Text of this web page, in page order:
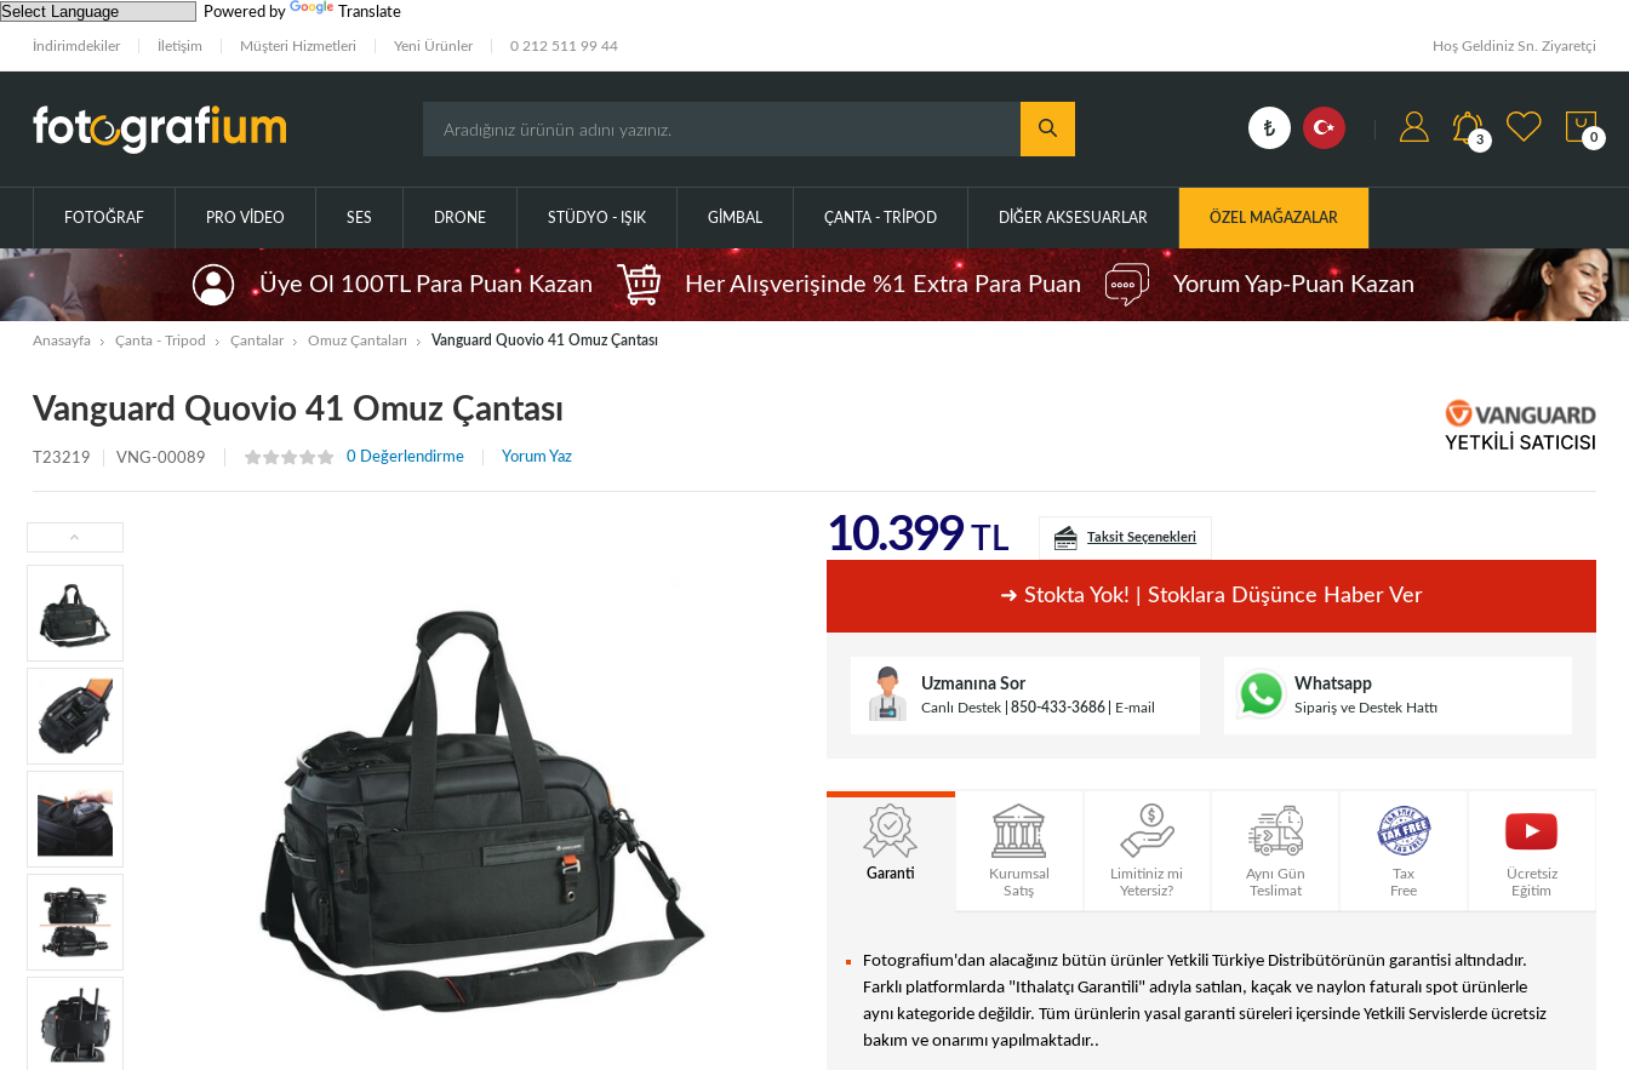
Powered by Translate
İndirimdekiler İletişim Müşteri Hizmetleri Yeni Ürünler 0 212 511 99 44 Hoş Geldiniz Sn. Ziyaretçi
3 0
FOTOĞRAF PRO VIDEO SES DRONE STÜDYO - IŞIK GIMBAL ÇANTA - TRIPOD DIĞER AKSESUARLAR ÖZEL MAĞAZALAR
Üye Ol 100TL Para Puan Kazan Her Alışverişinde %1 Extra Para Puan Yorum Yap-Puan Kazan
Anasayfa Çanta - Tripod Çantalar Omuz Çantaları Vanguard Quovio 41 Omuz Çantası
Vanguard Quovio 41 Omuz Çantası
T23219 VNG-00089 0 Değerlendirme Yorum Yaz
10.399 TL Taksit Seçenekleri
➜ Stokta Yok! | Stoklara Düşünce Haber Ver
Uzmanına Sor
Canlı Destek 850-433-3686 E-mail
Whatsapp
Sipariş ve Destek Hattı
Garanti
Kurumsal
Satış
Limitiniz mi
Yetersiz?
Aynı Gün
Teslimat
Tax
Free
Ücretsiz
Eğitim
Fotografium'dan alacağınız bütün ürünler Yetkili Türkiye Distribütörünün garantisi altındadır.
Farklı platformlarda "Ithalatçı Garantili" adıyla satılan, kaçak ve naylon faturalı spot ürünlerle
aynı kategoride değildir. Tüm ürünlerin yasal garanti süreleri içersinde Yetkili Servislerde ücretsiz
bakım ve onarımı yapılmaktadır..